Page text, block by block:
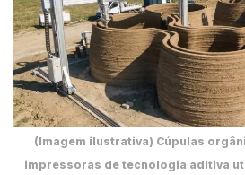
(Imagem ilustrativa) Cúpulas
impressoras de tecnologia aditiva